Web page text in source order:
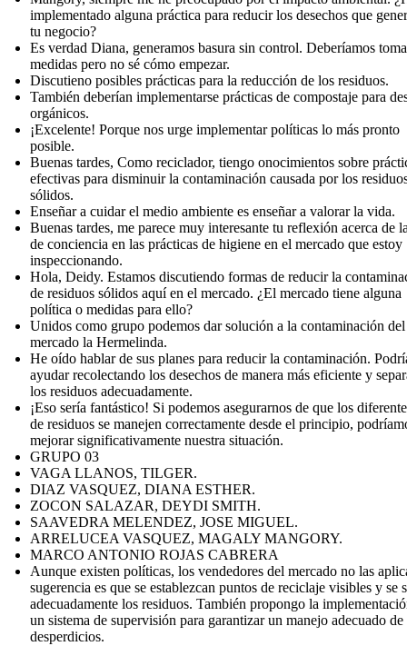
implementado alguna práctica para reducir los desechos que
tu negocio?
Es verdad Diana, generamos basura sin control. Deberíamos
medidas pero no sé cómo empezar.
Discutieno posibles prácticas para la reducción de los residuos.
También deberían implementarse prácticas de compostaje para
orgánicos.
¡Excelente! Porque nos urge implementar políticas lo más pronto
posible.
Buenas tardes, Como reciclador, tiengo onocimientos sobre
efectivas para disminuir la contaminación causada por los
sólidos.
Enseñar a cuidar el medio ambiente es enseñar a valorar la vida.
Buenas tardes, me parece muy interesante tu reflexión acerca de
de conciencia en las prácticas de higiene en el mercado que estoy
inspeccionando.
Hola, Deidy. Estamos discutiendo formas de reducir la
de residuos sólidos aquí en el mercado. ¿El mercado tiene alguna
política o medidas para ello?
Unidos como grupo podemos dar solución a la contaminación del
mercado la Hermelinda.
He oído hablar de sus planes para reducir la contaminación.
ayudar recolectando los desechos de manera más eficiente y
los residuos adecuadamente.
¡Eso sería fantástico! Si podemos asegurarnos de que los
de residuos se manejen correctamente desde el principio,
mejorar significativamente nuestra situación.
GRUPO 03
VAGA LLANOS, TILGER.
DIAZ VASQUEZ, DIANA ESTHER.
ZOCON SALAZAR, DEYDI SMITH.
SAAVEDRA MELENDEZ, JOSE MIGUEL.
ARRELUCEA VASQUEZ, MAGALY MANGORY.
MARCO ANTONIO ROJAS CABRERA
Aunque existen políticas, los vendedores del mercado no las
sugerencia es que se establezcan puntos de reciclaje visibles y se
adecuadamente los residuos. También propongo la
un sistema de supervisión para garantizar un manejo adecuado de
desperdicios.